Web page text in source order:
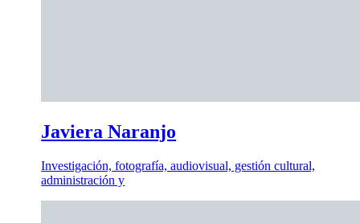
Javiera Naranjo
Investigación, fotografía, audiovisual, gestión cultural,
administración y